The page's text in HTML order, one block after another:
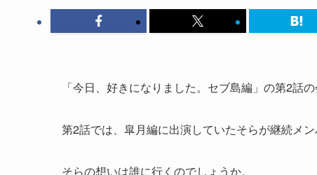
「今日、好きになりました。セブ島編」の第2話
第2話では、皐月編に出演していたそらが継続メン
そらの想いは誰に行くのでしょうか。